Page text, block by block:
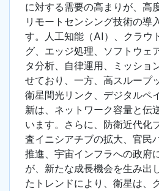
に対する需要の高まりが、高
リモートセンシング技術の導
す。人工知能（AI）、クラウ
グ、エッジ処理、ソフトウェ
タ分析、自律運用、ミッショ
せており、一方、高スループ
衛星間光リンク、デジタルペ
新は、ネットワーク容量と伝
います。さらに、防衛近代化
査イニシアチブの拡大、官民
推進、宇宙インフラへの政府
が、新たな成長機会を生み出
たトレンドにより、衛星は、